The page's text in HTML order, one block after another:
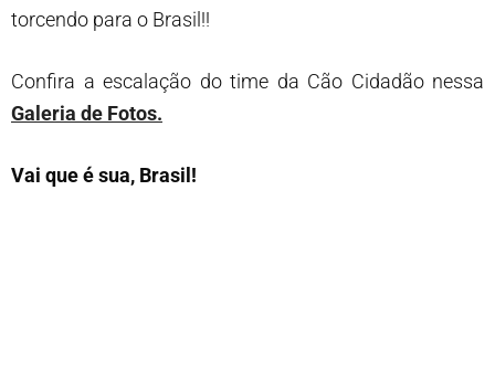
torcendo para o Brasil!!
Confira a escalação do time da Cão Cidadão nessa
Galeria de Fotos.
Vai que é sua, Brasil!